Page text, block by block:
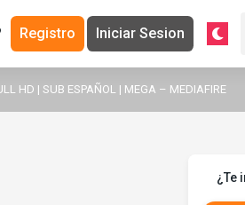
Registro Iniciar Sesion
HD | SUB ESPAÑOL | MEGA – MEDIAFIRE
¿Te